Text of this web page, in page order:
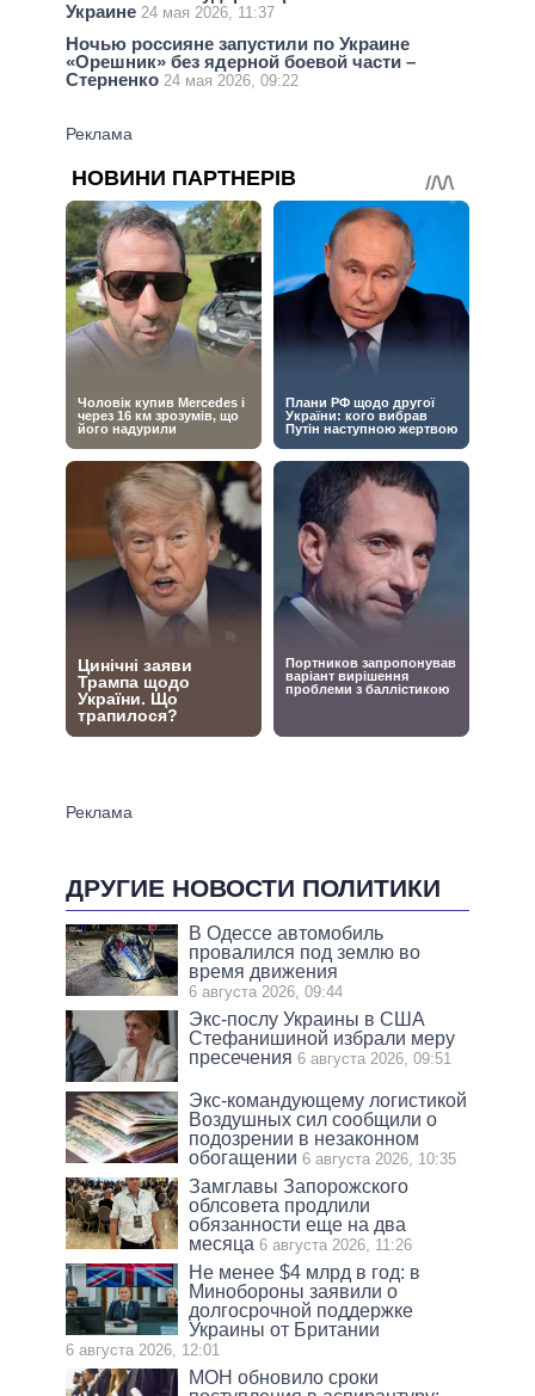
Украине 24 мая 2026, 11:37
Ночью россияне запустили по Украине
«Орешник» без ядерной боевой части –
Стерненко 24 мая 2026, 09:22
ДРУГИЕ НОВОСТИ ПОЛИТИКИ
В Одессе автомобиль
провалился под землю во
время движения
6 августа 2026, 09:44
Экс-послу Украины в США
Стефанишиной избрали меру
пресечения 6 августа 2026, 09:51
Экс-командующему логистикой
Воздушных сил сообщили о
подозрении в незаконном
обогащении 6 августа 2026, 10:35
Замглавы Запорожского
облсовета продлили
обязанности еще на два
месяца 6 августа 2026, 11:26
Не менее $4 млрд в год: в
Минобороны заявили о
долгосрочной поддержке
Украины от Британии
6 августа 2026, 12:01
МОН обновило сроки